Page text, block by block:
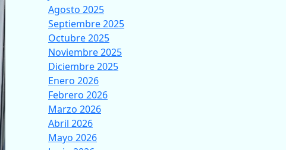
Agosto 2025
Septiembre 2025
Octubre 2025
Noviembre 2025
Diciembre 2025
Enero 2026
Febrero 2026
Marzo 2026
Abril 2026
Mayo 2026